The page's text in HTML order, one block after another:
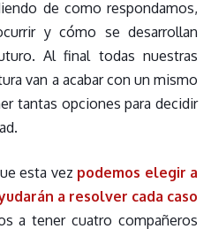
de como respondamos,
y cómo se desarrollan
Al final todas nuestras
van a acabar con un mismo
tantas opciones para decidir
esta vez podemos elegir a
a resolver cada caso
a tener cuatro compañeros